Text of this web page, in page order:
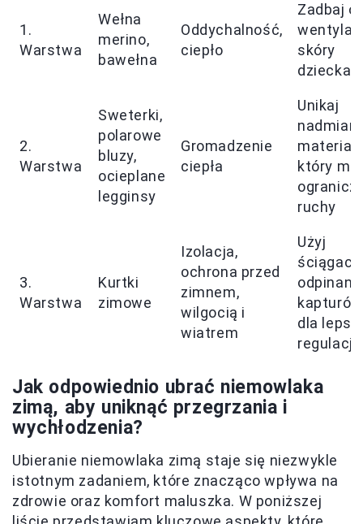
1.
Warstwa
Wełna
merino,
bawełna
Oddychalność,
ciepło
Zadbaj o
skóry
dziecka
2.
Warstwa
Sweterki,
polarowe
bluzy,
ocieplane
legginsy
Gromadzenie
ciepła
Unikaj
nadmiaru
który
ruchy
3.
Warstwa
Kurtki
zimowe
Izolacja,
ochrona przed
zimnem,
wilgocią i
wiatrem
Użyj
kapturów
dla
regulacji
Jak odpowiednio ubrać niemowlaka
zimą, aby uniknąć przegrzania i
wychłodzenia?
Ubieranie niemowlaka zimą staje się niezwykle
istotnym zadaniem, które znacząco wpływa na
zdrowie oraz komfort maluszka. W poniższej